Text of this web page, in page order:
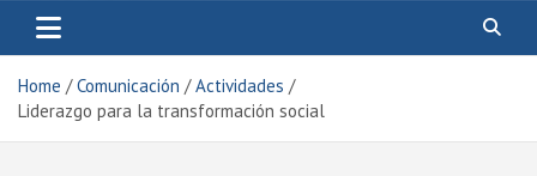
Home Comunicación
Actividades
Liderazgo para la transformación social